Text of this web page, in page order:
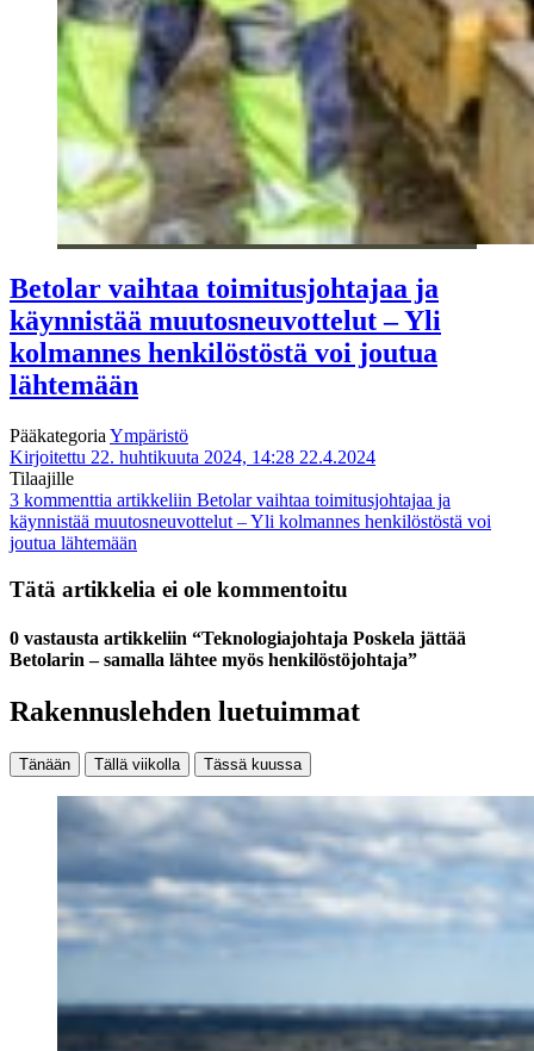
Betolar vaihtaa toimitusjohtajaa ja
käynnistää muutosneuvottelut – Yli
kolmannes henkilöstöstä voi joutua
lähtemään
Pääkategoria Ympäristö
Kirjoitettu 22. huhtikuuta 2024, 14:28 22.4.2024
Tilaajille
3 kommenttia artikkeliin Betolar vaihtaa toimitusjohtajaa ja
käynnistää muutosneuvottelut – Yli kolmannes henkilöstöstä voi
joutua lähtemään
Tätä artikkelia ei ole kommentoitu
0 vastausta artikkeliin “Teknologiajohtaja Poskela jättää
Betolarin – samalla lähtee myös henkilöstöjohtaja”
Rakennuslehden luetuimmat
Tänään Tällä viikolla Tässä kuussa